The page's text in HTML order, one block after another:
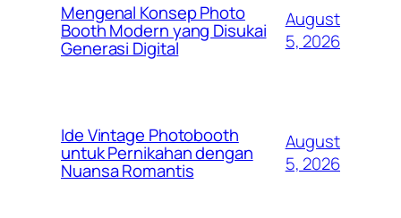
Mengenal Konsep Photo
Booth Modern yang Disukai
Generasi Digital
August
5, 2026
Ide Vintage Photobooth
untuk Pernikahan dengan
Nuansa Romantis
August
5, 2026